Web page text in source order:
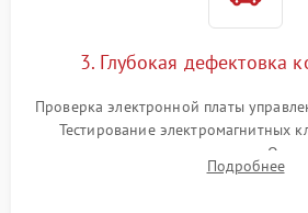
3. Глубокая дефектовка
Проверка электронной платы
Тестирование электромагнитных
температуры и расходомера.
жерновов кофемолки,
Подробнее